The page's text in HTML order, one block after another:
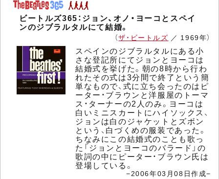
ビートルズ365：ジョン、オノ・ヨーコとスペイ
ンのジブラルタルにて結婚。
（ザ・ビートルズ ／ 1969年）
スペインのジブラルタルにある小
さな登記所にてジョンとヨーコは
結婚式を挙げた。朝の8時から行わ
れたその式は3分間で終了という簡
単なもので、式に立ち会ったのはピ
ーター・ブラウンと洋服屋のトーマ
ス・ターナーの2人のみ。ヨーコは
白いミニスカートにハイソックス、
ジョンは白のジャケットとズボン
という、白づくめの服装であった。
ちなみにこの結婚式のことも歌っ
た「ジョンとヨーコのバラード」の
歌詞の中にピーター・ブラウン氏は
登場している。
−2006年03月08日作成−